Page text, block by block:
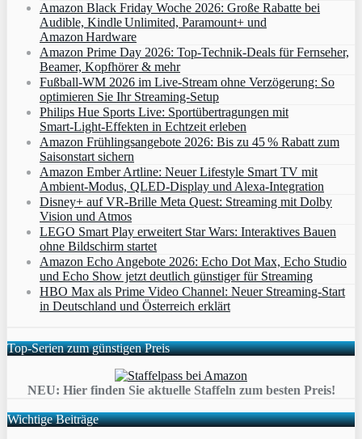
Amazon Black Friday Woche 2026: Große Rabatte bei
Audible, Kindle Unlimited, Paramount+ und
Amazon Hardware
Amazon Prime Day 2026: Top-Technik-Deals für Fernseher,
Beamer, Kopfhörer & mehr
Fußball-WM 2026 im Live-Stream ohne Verzögerung: So
optimieren Sie Ihr Streaming-Setup
Philips Hue Sports Live: Sportübertragungen mit
Smart‑Light‑Effekten in Echtzeit erleben
Amazon Frühlingsangebote 2026: Bis zu 45 % Rabatt zum
Saisonstart sichern
Amazon Ember Artline: Neuer Lifestyle Smart TV mit
Ambient‑Modus, QLED‑Display und Alexa‑Integration
Disney+ auf VR-Brille Meta Quest: Streaming mit Dolby
Vision und Atmos
LEGO Smart Play erweitert Star Wars: Interaktives Bauen
ohne Bildschirm startet
Amazon Echo Angebote 2026: Echo Dot Max, Echo Studio
und Echo Show jetzt deutlich günstiger für Streaming
HBO Max als Prime Video Channel: Neuer Streaming‑Start
in Deutschland und Österreich erklärt
Top-Serien zum günstigen Preis
NEU: Hier finden Sie aktuelle Staffeln zum besten Preis!
Wichtige Beiträge